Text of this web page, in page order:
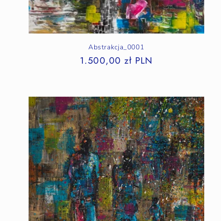
Abstrakcja_0001
1.500,00 zł PLN